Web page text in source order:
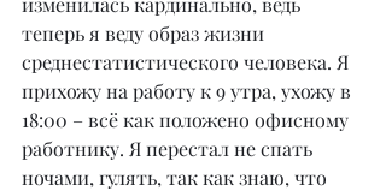
теперь я веду образ жизни
среднестатистического человека. Я
прихожу на работу к 9 утра, ухожу в
18:00 – всё как положено офисному
работнику. Я перестал не спать
ночами, гулять, так как знаю, что